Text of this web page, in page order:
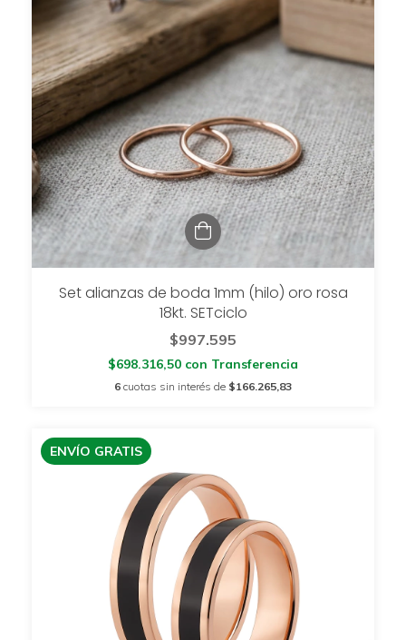
Set alianzas de boda 1mm (hilo) oro rosa
18kt. SETciclo
$997.595
$698.316,50 con Transferencia
6 cuotas sin interés de $166.265,83
ENVÍO GRATIS